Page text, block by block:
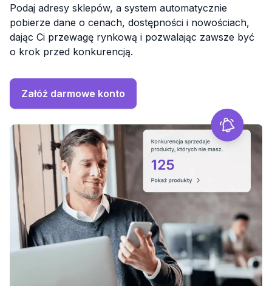
Podaj adresy sklepów, a system automatycznie
pobierze dane o cenach, dostępności i nowościach,
dając Ci przewagę rynkową i pozwalając zawsze być
o krok przed konkurencją.
Załóż darmowe konto